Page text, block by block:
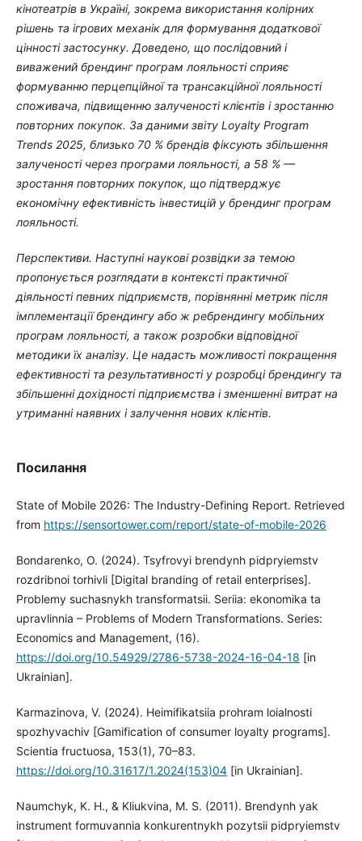
кінотеатрів в Україні, зокрема використання колірних
рішень та ігрових механік для формування додаткової
цінності застосунку. Доведено, що послідовний і
виважений брендинг програм лояльності сприяє
формуванню перцепційної та трансакційної лояльності
споживача, підвищенню залученості клієнтів і зростанню
повторних покупок. За даними звіту Loyalty Program
Trends 2025, близько 70 % брендів фіксують збільшення
залученості через програми лояльності, а 58 % —
зростання повторних покупок, що підтверджує
економічну ефективність інвестицій у брендинг програм
лояльності.
Перспективи. Наступні наукові розвідки за темою
пропонується розглядати в контексті практичної
діяльності певних підприємств, порівнянні метрик після
імплементації брендингу або ж ребрендингу мобільних
програм лояльності, а також розробки відповідної
методики їх аналізу. Це надасть можливості покращення
ефективності та результативності у розробці брендингута
збільшенні дохідності підприємства і зменшенні витрат на
утриманні наявних і залучення нових клієнтів.
Посилання
State of Mobile 2026: The Industry-Defining Report. Retrieved
from https://sensortower.com/report/state-of-mobile-2026
Bondarenko, O. (2024). Tsyfrovyi brendynh pidpryiemstv
rozdribnoi torhivli [Digital branding of retail enterprises].
Problemy suchasnykh transformatsii. Seriia: ekonomika ta
upravlinnia – Problems of Modern Transformations. Series:
Economics and Management, (16).
https://doi.org/10.54929/2786-5738-2024-16-04-18 [in
Ukrainian].
Karmazinova, V. (2024). Heimifikatsiia prohram loialnosti
spozhyvachiv [Gamification of consumer loyalty programs].
Scientia fructuosa, 153(1), 70–83.
https://doi.org/10.31617/1.2024(153)04[in Ukrainian].
Naumchyk, K. H., & Kliukvina, M. S. (2011). Brendynh yak
instrument formuvannia konkurentnykh pozytsii pidpryiemstv